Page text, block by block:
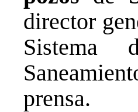
director
Sistema
prensa.